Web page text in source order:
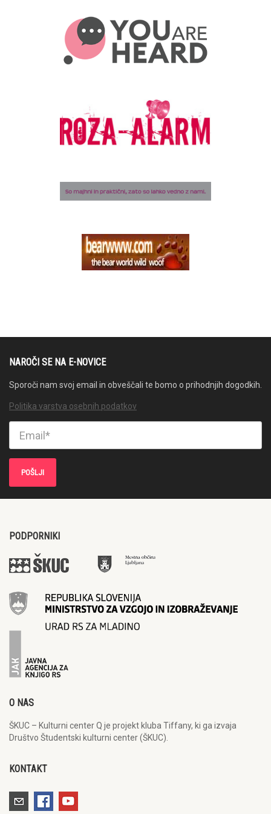
NAROČI SE NA E-NOVICE
Sporoči nam svoj email in obveščali te bomo o prihodnjih dogodkih.
Politika varstva osebnih podatkov
PODPORNIKI
O NAS
ŠKUC – Kulturni center Q je projekt kluba Tiffany, ki ga izvaja
Društvo Študentski kulturni center (ŠKUC).
KONTAKT